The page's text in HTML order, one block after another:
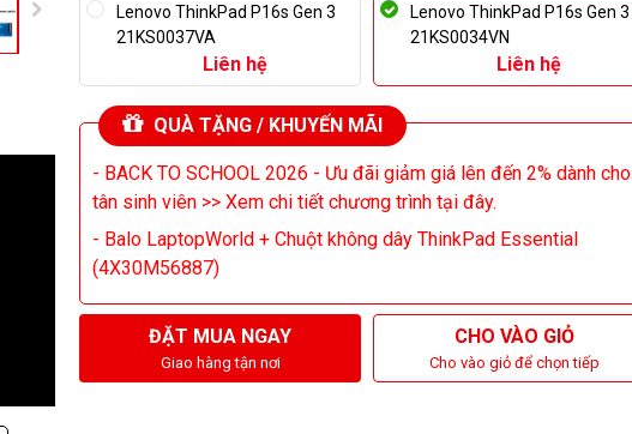
Lenovo ThinkPad P16s Gen 3
21KS0037VA
Liên hệ
Lenovo ThinkPad P16s Gen 3
21KS0034VN
Liên hệ
QUÀ TẶNG / KHUYẾN MÃI
- BACK TO SCHOOL 2026 - Ưu đãi giảm giá lên đến 2% dành cho
tân sinh viên >> Xem chi tiết chương trình tại đây.
- Balo LaptopWorld + Chuột không dây ThinkPad Essential
(4X30M56887)
ĐẶT MUA NGAY
Giao hàng tận nơi
CHO VÀO GIỎ
Cho vào giỏ để chọn tiếp